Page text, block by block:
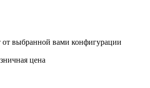
от выбранной вами конфигурации
цена